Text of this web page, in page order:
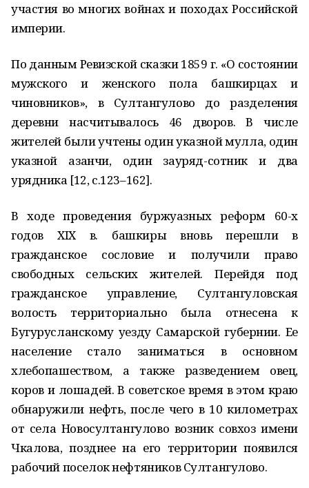
участия во многих войнах и походах Российской
империи.
По данным Ревизской сказки 1859 г. «О состоянии
мужского и женского пола башкирцах и
чиновников», в Султангулово до разделения
деревни насчитывалось 46 дворов. В числе
жителей были учтены один указной мулла, один
указной азанчи, один зауряд-сотник и два
урядника [12, с.123–162].
В ходе проведения буржуазных реформ 60-х
годов XIX в. башкиры вновь перешли в
гражданское сословие и получили право
свободных сельских жителей. Перейдя под
гражданское управление, Султангуловская
волость территориально была отнесена к
Бугурусланскому уезду Самарской губернии. Ее
население стало заниматься в основном
хлебопашеством, а также разведением овец,
коров и лошадей. В советское время в этом краю
обнаружили нефть, после чего в 10 километрах
от села Новосултангулово возник совхоз имени
Чкалова, позднее на его территории появился
рабочий поселок нефтяников Султангулово.